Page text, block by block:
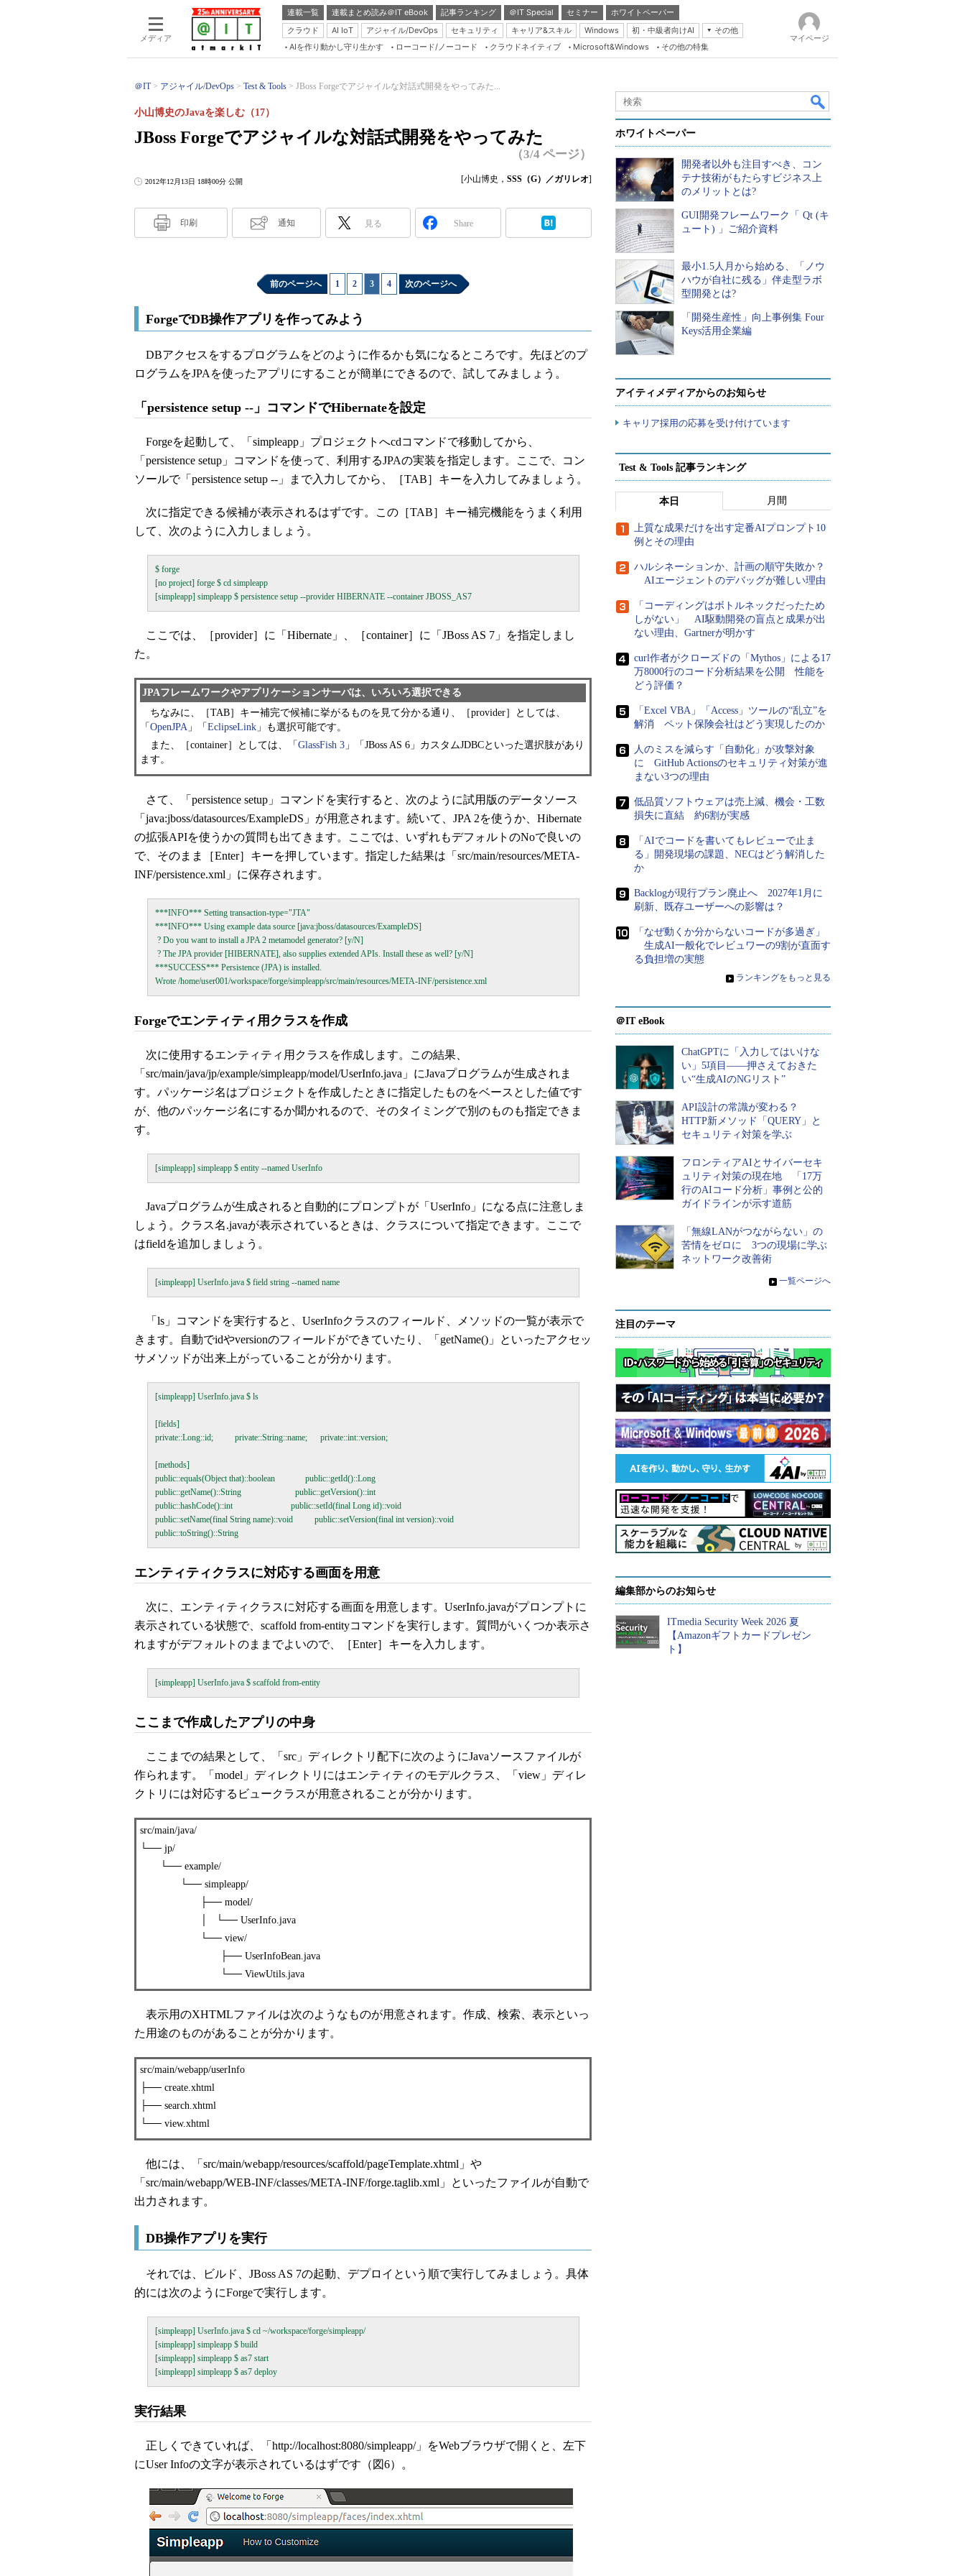
メディア
連載一覧 連載まとめ読み＠IT eBook 記事ランキング ＠IT Special セミナー
ホワイトペーパー
クラウド
AI IoT アジャイル/DevOps セキュリティ キャリア&スキル Windows 初・中級者向けAI
その他
Server & Storage
Database Expert
Master of IP Network
Security & Trust
AIを作り動かし守り生かす ローコード/ノーコード クラウドネイティブ Microsoft&Windows その他の特集
マイページ
＠IT アジャイル/DevOps Test & Tools JBoss Forgeでアジャイルな対話式開発をやってみた...
JBoss Forgeでアジャイルな対話式開発をやってみた
小山博史のJavaを楽しむ（17）
（3/4 ページ）
2012年12月13日 18時00分 公開 [小山博史， SSS（G）／ガリレオ]
印刷 通知 見る Share
前のページへ 1 2 3 4 次のページへ
ForgeでDB操作アプリを作ってみよう
DBアクセスをするプログラムをどのように作るかも気になるところです。先ほどのプ
ログラムをJPAを使ったアプリにすることが簡単にできるので、試してみましょう。
「persistence setup --」コマンドでHibernateを設定
Forgeを起動して、「simpleapp」プロジェクトへcdコマンドで移動してから、
「persistence setup」コマンドを使って、利用するJPAの実装を指定します。ここで、コン
ソールで「persistence setup --」まで入力してから、［TAB］キーを入力してみましょう。
次に指定できる候補が表示されるはずです。この［TAB］キー補完機能をうまく利用
して、次のように入力しましょう。
$ forge
[no project] forge $ cd simpleapp
[simpleapp] simpleapp $ persistence setup --provider HIBERNATE --container JBOSS_AS7
ここでは、［provider］に「Hibernate」、［container］に「JBoss AS 7」を指定しまし
た。
JPAフレームワークやアプリケーションサーバは、いろいろ選択できる
ちなみに、［TAB］キー補完で候補に挙がるものを見て分かる通り、［provider］としては、
「 OpenJPA 」「 EclipseLink 」も選択可能です。
また、［container］としては、「 GlassFish 3 」「JBoss AS 6」カスタムJDBCといった選択肢があり
ます。
さて、「persistence setup」コマンドを実行すると、次のように試用版のデータソース
「java:jboss/datasources/ExampleDS」が用意されます。続いて、JPA 2を使うか、Hibernate
の拡張APIを使うかの質問も出てきます。ここでは、いずれもデフォルトのNoで良いの
で、そのまま［Enter］キーを押しています。指定した結果は「src/main/resources/META-
INF/persistence.xml」に保存されます。
***INFO*** Setting transaction-type="JTA"
***INFO*** Using example data source [java:jboss/datasources/ExampleDS]
? Do you want to install a JPA 2 metamodel generator? [y/N]
? The JPA provider [HIBERNATE], also supplies extended APIs. Install these as well? [y/N]
***SUCCESS*** Persistence (JPA) is installed.
Wrote /home/user001/workspace/forge/simpleapp/src/main/resources/META-INF/persistence.xml
Forgeでエンティティ用クラスを作成
次に使用するエンティティ用クラスを作成します。この結果、
「src/main/java/jp/example/simpleapp/model/UserInfo.java」にJavaプログラムが生成されま
す。パッケージ名はプロジェクトを作成したときに指定したものをベースとした値です
が、他のパッケージ名にするか聞かれるので、そのタイミングで別のものも指定できま
す。
[simpleapp] simpleapp $ entity --named UserInfo
Javaプログラムが生成されると自動的にプロンプトが「UserInfo」になる点に注意しま
しょう。クラス名.javaが表示されているときは、クラスについて指定できます。ここで
はfieldを追加しましょう。
[simpleapp] UserInfo.java $ field string --named name
「ls」コマンドを実行すると、UserInfoクラスのフィールド、メソッドの一覧が表示で
きます。自動でidやversionのフィールドができていたり、「getName()」といったアクセッ
サメソッドが出来上がっていることが分かります。
[simpleapp] UserInfo.java $ ls
[fields]
private::Long::id;          private::String::name;      private::int::version;
[methods]
public::equals(Object that)::boolean              public::getId()::Long
public::getName()::String                         public::getVersion()::int
public::hashCode()::int                           public::setId(final Long id)::void
public::setName(final String name)::void          public::setVersion(final int version)::void
エンティティクラスに対応する画面を用意
次に、エンティティクラスに対応する画面を用意します。UserInfo.javaがプロンプトに
表示されている状態で、scaffold from-entityコマンドを実行します。質問がいくつか表示さ
れますがデフォルトのままでよいので、［Enter］キーを入力します。
[simpleapp] UserInfo.java $ scaffold from-entity
ここまで作成したアプリの中身
ここまでの結果として、「src」ディレクトリ配下に次のようにJavaソースファイルが
作られます。「model」ディレクトリにはエンティティのモデルクラス、「view」ディレ
クトリには対応するビュークラスが用意されることが分かります。
src/main/java/
└── jp/
└── example/
└── simpleapp/
├── model/
│ └── UserInfo.java
└── view/
├── UserInfoBean.java
└── ViewUtils.java
表示用のXHTMLファイルは次のようなものが用意されます。作成、検索、表示といっ
た用途のものがあることが分かります。
src/main/webapp/userInfo
├── create.xhtml
├── search.xhtml
└── view.xhtml
他には、「src/main/webapp/resources/scaffold/pageTemplate.xhtml」や
「src/main/webapp/WEB-INF/classes/META-INF/forge.taglib.xml」といったファイルが自動で
出力されます。
DB操作アプリを実行
それでは、ビルド、JBoss AS 7の起動、デプロイという順で実行してみましょう。具体
的には次のようにForgeで実行します。
[simpleapp] UserInfo.java $ cd ~/workspace/forge/simpleapp/
[simpleapp] simpleapp $ build
[simpleapp] simpleapp $ as7 start
[simpleapp] simpleapp $ as7 deploy
実行結果
正しくできていれば、「http://localhost:8080/simpleapp/」をWebブラウザで開くと、左下
にUser Infoの文字が表示されているはずです（図6）。
ホワイトペーパー
開発者以外も注目すべき、コン
テナ技術がもたらすビジネス上
のメリットとは?
GUI開発フレームワーク「 Qt (キ
ュート) 」ご紹介資料
最小1.5人月から始める、「ノウ
ハウが自社に残る」伴走型ラボ
型開発とは?
「開発生産性」向上事例集 Four
Keys活用企業編
アイティメディアからのお知らせ
キャリア採用の応募を受け付けています
Test & Tools 記事ランキング
本日 月間
上質な成果だけを出す定番AIプロンプト10
例とその理由
ハルシネーションか、計画の順守失敗か？
AIエージェントのデバッグが難しい理由
「コーディングはボトルネックだったため
しがない」 AI駆動開発の盲点と成果が出
ない理由、Gartnerが明かす
curl作者がクローズドの「Mythos」による17
万8000行のコード分析結果を公開 性能を
どう評価？
「Excel VBA」「Access」ツールの“乱立”を
解消 ペット保険会社はどう実現したのか
人のミスを減らす「自動化」が攻撃対象
に GitHub Actionsのセキュリティ対策が進
まない3つの理由
低品質ソフトウェアは売上減、機会・工数
損失に直結 約6割が実感
「AIでコードを書いてもレビューで止ま
る」開発現場の課題、NECはどう解消した
か
Backlogが現行プラン廃止へ 2027年1月に
刷新、既存ユーザーへの影響は？
「なぜ動くか分からないコードが多過ぎ」
生成AI一般化でレビュワーの9割が直面す
る負担増の実態
» ランキングをもっと見る
＠IT eBook
ChatGPTに「入力してはいけな
い」5項目――押さえておきた
い“生成AIのNGリスト”
API設計の常識が変わる？
HTTP新メソッド「QUERY」と
セキュリティ対策を学ぶ
フロンティアAIとサイバーセキ
ュリティ対策の現在地 「17万
行のAIコード分析」事例と公的
ガイドラインが示す道筋
「無線LANがつながらない」の
苦情をゼロに 3つの現場に学ぶ
ネットワーク改善術
» 一覧ページへ
注目のテーマ
編集部からのお知らせ
ITmedia Security Week 2026 夏
【Amazonギフトカードプレゼン
ト】